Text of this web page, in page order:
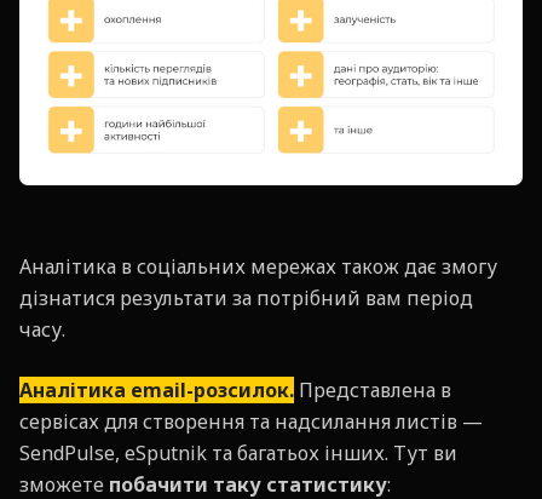
Аналітика в соціальних мережах також дає змогу
дізнатися результати за потрібний вам період
часу.
Аналітика email-розсилок. Представлена в
сервісах для створення та надсилання листів —
SendPulse, eSputnik та багатьох інших. Тут ви
зможете побачити таку статистику: